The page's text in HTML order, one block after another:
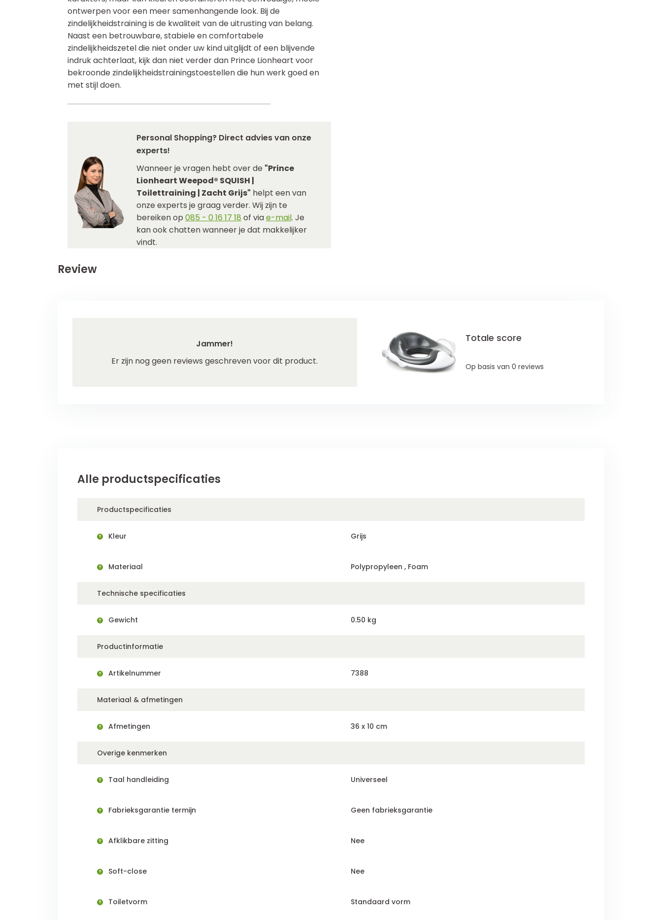
ontwerpen voor een meer samenhangende look. Bij de
zindelijkheidstraining is de kwaliteit van de uitrusting van belang.
Naast een betrouwbare, stabiele en comfortabele
zindelijkheidszetel die niet onder uw kind uitglijdt of een blijvende
indruk achterlaat, kijk dan niet verder dan Prince Lionheart voor
bekroonde zindelijkheidstrainingstoestellen die hun werk goed en
met stijl doen.
Personal Shopping? Direct advies van onze
experts!
Wanneer je vragen hebt over de "Prince
Lionheart Weepod® SQUISH |
Toilettraining | Zacht Grijs" helpt een van
onze experts je graag verder. Wij zijn te
bereiken op 085 - 0 16 17 18 of viae-mail. Je
kan ook chatten wanneer je dat makkelijker
vindt.
Review
Jammer!
Er zijn nog geen reviews geschreven voor dit product.
Totale score
Op basis van 0 reviews
Alle productspecificaties
Productspecificaties
Kleur Grijs
Materiaal Polypropyleen , Foam
Technische specificaties
Gewicht 0.50 kg
Productinformatie
Artikelnummer 7388
Materiaal & afmetingen
Afmetingen 36 x 10 cm
Overige kenmerken
Taal handleiding Universeel
Fabrieksgarantie termijn Geen fabrieksgarantie
Afklikbare zitting Nee
Soft-close Nee
Toiletvorm Standaard vorm